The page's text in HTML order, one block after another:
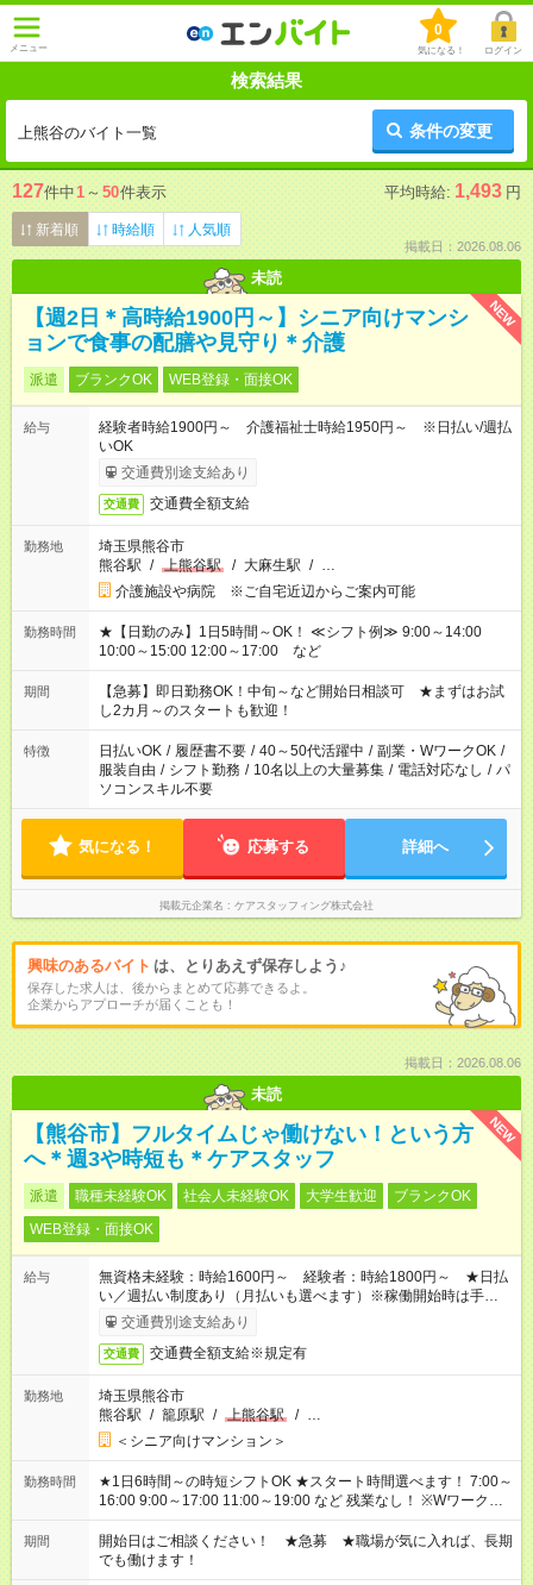
メニュー
0
気になる！ ログイン
検索結果
上熊谷のバイト一覧 条件の変更
127件中1 ～ 50件表示 平均時給: 1,493 円
新着順 時給順 人気順
掲載日：2026.08.06
未読
NEW
【週2日＊高時給1900円～】シニア向けマンシ
ョンで食事の配膳や見守り＊介護
派遣 ブランクOK WEB登録・面接OK
給与
経験者時給1900円～ 介護福祉士時給1950円～ ※日払い/週払
いOK
交通費別途支給あり
交通費 交通費全額支給
勤務地
埼玉県熊谷市
熊谷駅 / 上熊谷駅 / 大麻生駅 / …
介護施設や病院 ※ご自宅近辺からご案内可能
勤務時間
★【日勤のみ】1日5時間～OK！ ≪シフト例≫ 9:00～14:00
10:00～15:00 12:00～17:00 など
期間
【急募】即日勤務OK！中旬～など開始日相談可 ★まずはお試
し2カ月～のスタートも歓迎！
特徴 日払いOK / 履歴書不要 / 40～50代活躍中 / 副業・WワークOK /
服装自由 / シフト勤務 / 10名以上の大量募集 / 電話対応なし / パ
ソコンスキル不要
気になる！ 応募する 詳細へ
掲載元企業名 ケアスタッフィング株式会社
興味のあるバイト は、とりあえず保存しよう♪
保存した求人は、後からまとめて応募できるよ。
企業からアプローチが届くことも！
掲載日：2026.08.06
未読
NEW
【熊谷市】フルタイムじゃ働けない！という方
へ＊週3や時短も＊ケアスタッフ
派遣 職種未経験OK 社会人未経験OK 大学生歓迎
ブランクOK
WEB登録・面接OK
給与
無資格未経験：時給1600円～ 経験者：時給1800円～ ★日払
い／週払い制度あり（月払いも選べます）※稼働開始時は手続き
完了次第のお支払いとなります。
交通費別途支給あり
交通費 交通費全額支給※規定有
勤務地
埼玉県熊谷市
熊谷駅 / 籠原駅 / 上熊谷駅 / …
＜シニア向けマンション＞
勤務時間
★1日6時間～の時短シフトOK ★スタート時間選べます！ 7:00～
16:00 9:00～17:00 11:00～19:00 など 残業なし！ ※Wワークの
場合、他のお仕事と合わせ週40時間超の就業はご案内できませ
ん ※法令に基づき、週20時間以上勤務は社会保険への加入対象
となります ※労働者派遣法（日雇い派遣の原則禁止）により、
短時間・短期間の就業はご案内が難しい場合があります
期間
開始日はご相談ください！ ★急募 ★職場が気に入れば、長期
でも働けます！